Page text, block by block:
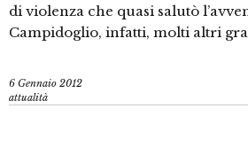
di violenza che quasi salutò
Campidoglio, infatti, molti altri
6 Gennaio 2012
attualità